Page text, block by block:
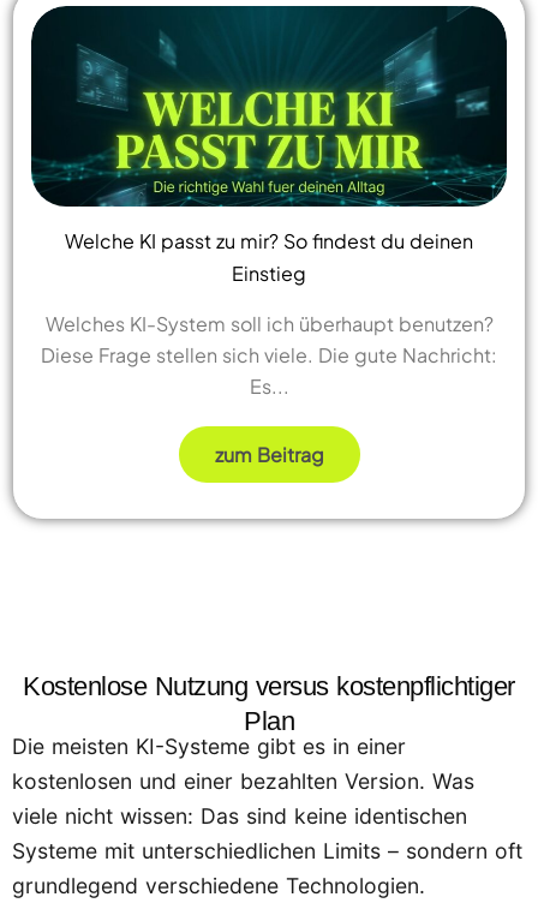
Welche KI passt zu mir? So findest du deinen
Einstieg
Welches KI-System soll ich überhaupt benutzen?
Diese Frage stellen sich viele. Die gute Nachricht:
Es...
zum Beitrag
Kostenlose Nutzung versus kostenpflichtiger
Plan
Die meisten KI-Systeme gibt es in einer
kostenlosen und einer bezahlten Version. Was
viele nicht wissen: Das sind keine identischen
Systeme mit unterschiedlichen Limits – sondern oft
grundlegend verschiedene Technologien.